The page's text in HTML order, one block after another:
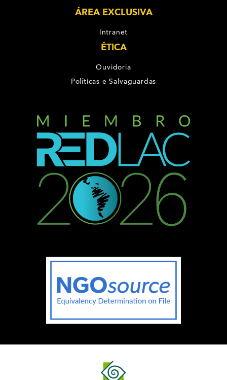
ÁREA EXCLUSIVA
Intranet
ÉTICA
Ouvidoria
Políticas e Salvaguardas